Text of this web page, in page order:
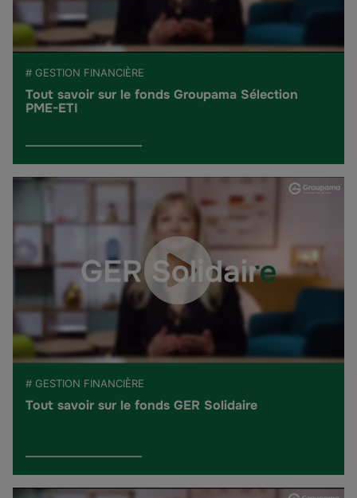
# GESTION FINANCIÈRE
Tout savoir sur le fonds Groupama Sélection
PME-ETI
# GESTION FINANCIÈRE
Tout savoir sur le fonds GER Solidaire